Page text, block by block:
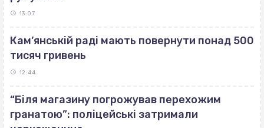
13:07
Кам’янській раді мають повернути понад 500
тисяч гривень
12:44
“Біля магазину погрожував перехожим
гранатою”: поліцейські затримали